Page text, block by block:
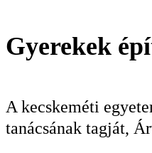
Gyerekek
A kecskeméti
tanácsának tagját,